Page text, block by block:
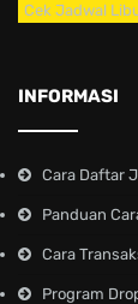
Cek Jadwal
INFORMASI
Cara Daftar
Panduan
Cara
Program